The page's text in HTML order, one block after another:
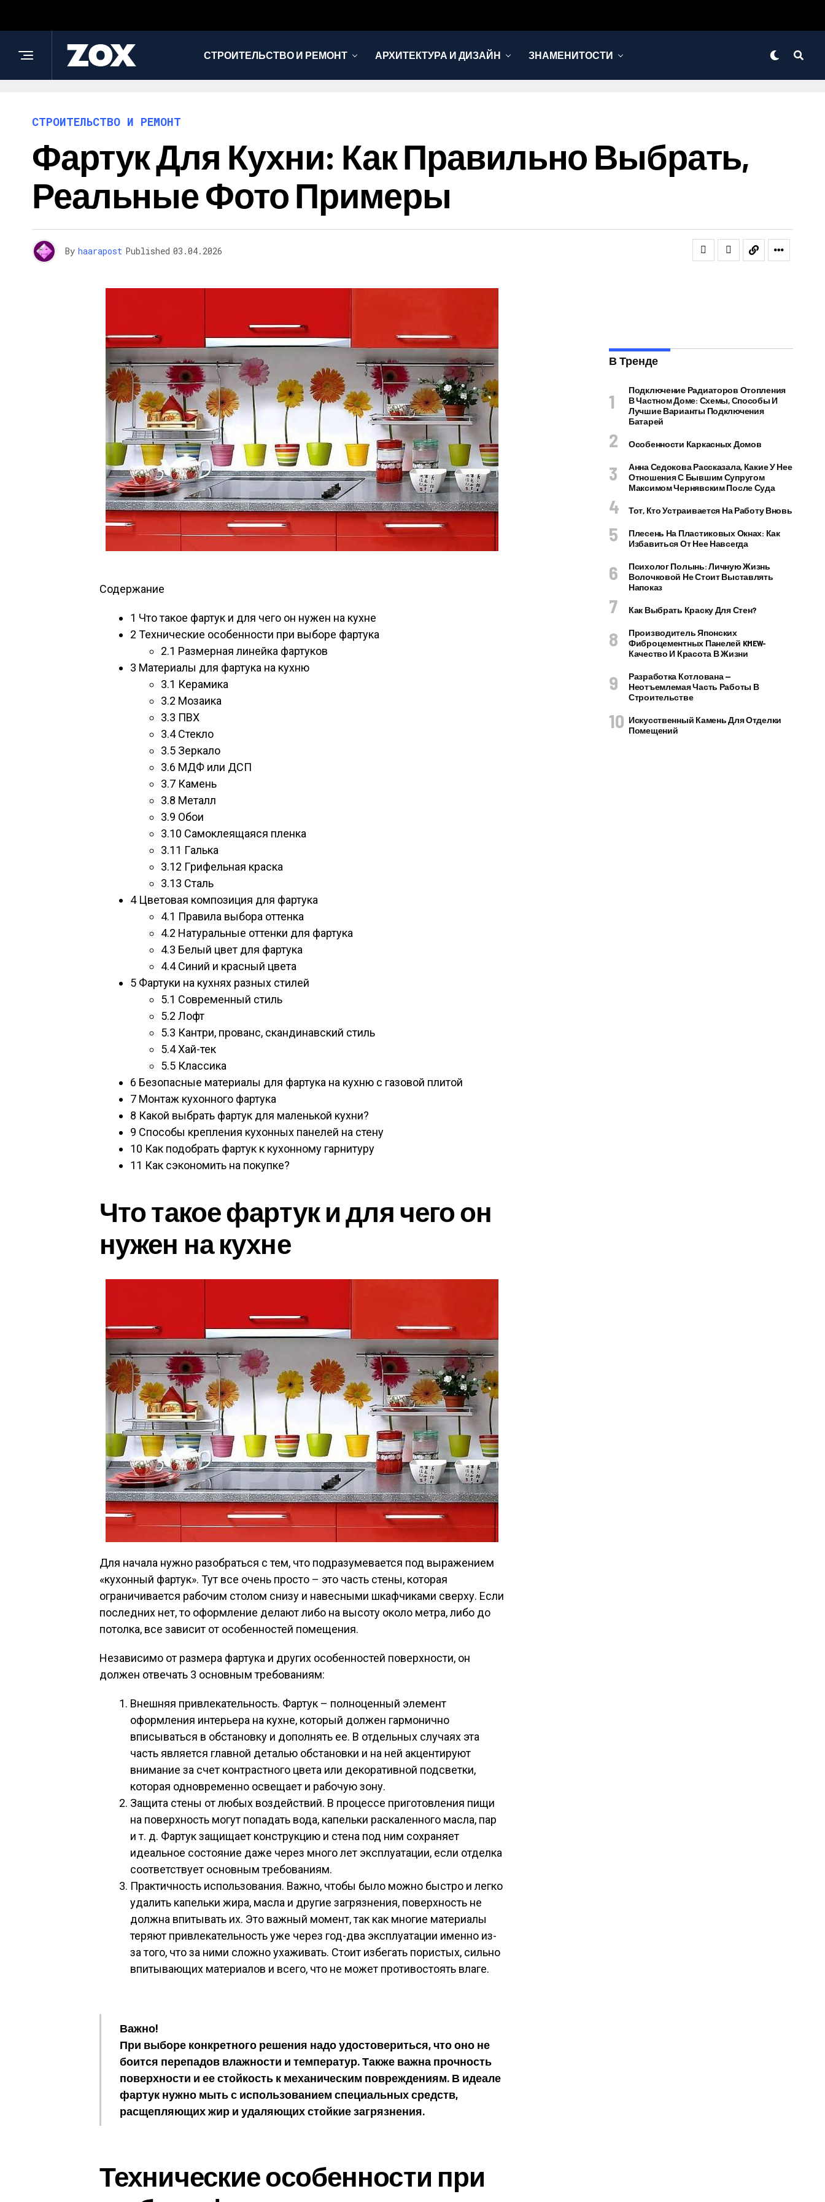
СТРОИТЕЛЬСТВО И РЕМОНТ АРХИТЕКТУРА И ДИЗАЙН ЗНАМЕНИТОСТИ
СТРОИТЕЛЬСТВО И РЕМОНТ
Фартук Для Кухни: Как Правильно Выбрать,
Реальные Фото Примеры
By haarapost Published 03.04.2026
Содержание
1 Что такое фартук и для чего он нужен на кухне
2 Технические особенности при выборе фартука
2.1 Размерная линейка фартуков
3 Материалы для фартука на кухню
3.1 Керамика
3.2 Moзaикa
3.3 ПBX
3.4Стекло
3.5 Зеркало
3.6 МДФ или ДСП
3.7 Камень
3.8 Металл
3.9 Обои
3.10 Самоклеящаяся пленка
3.11 Гaлькa
3.12 Гpифeльнaя кpacкa
3.13 Cтaль
4Цветовая композиция для фартука
4.1 Правила выбора оттенка
4.2 Натуральные оттенки для фартука
4.3 Белый цвет для фартука
4.4Синий и красный цвета
5 Фартуки на кухнях разных стилей
5.1 Современный стиль
5.2 Лофт
5.3 Кантри, прованс, скандинавский стиль
5.4Хай-тек
5.5 Классика
6 Безопасные материалы для фартука на кухню с газовой плитой
7 Монтаж кухонного фартука
8 Какой выбрать фартук для маленькой кухни?
9 Способы крепления кухонных панелей на стену
10 Как подобрать фартук к кухонному гарнитуру
11 Как сэкономить на покупке?
Что такое фартук и для чего он
нужен на кухне
Для начала нужно разобраться с тем, что подразумевается под выражением
«кухонный фартук». Тут все очень просто – это часть стены, которая
ограничивается рабочим столом снизу и навесными шкафчиками сверху. Если
последних нет, то оформление делают либо на высоту около метра, либо до
потолка, все зависит от особенностей помещения.
Независимо от размера фартука и других особенностей поверхности, он
должен отвечать 3 основным требованиям:
Внешняя привлекательность. Фартук – полноценный элемент
оформления интерьера на кухне, который должен гармонично
вписываться в обстановку и дополнять ее. В отдельных случаях эта
часть является главной деталью обстановки и на ней акцентируют
внимание за счет контрастного цвета или декоративной подсветки,
которая одновременно освещает и рабочую зону.
Защита стены от любых воздействий. В процессе приготовления пищи
на поверхность могут попадать вода, капельки раскаленного масла, пар
и т. д. Фартук защищает конструкцию и стена под ним сохраняет
идеальное состояние даже через много лет эксплуатации, если отделка
соответствует основным требованиям.
Практичность использования. Важно, чтобы было можно быстро и легко
удалить капельки жира, масла и другие загрязнения, поверхность не
должна впитывать их. Это важный момент, так как многие материалы
теряют привлекательность уже через год-два эксплуатации именно из-
за того, что за ними сложно ухаживать. Стоит избегать пористых, сильно
впитывающих материалов и всего, что не может противостоять влаге.
Важно!
При выборе конкретного решения надо удостовериться, что оно не
боится перепадов влажности и температур. Также важна прочность
поверхности и ее стойкость к механическим повреждениям. В идеале
фартук нужно мыть с использованием специальных средств,
расщепляющих жир и удаляющих стойкие загрязнения.
Технические особенности при
В Тренде
Подключение Радиаторов Отопления
В Частном Доме: Схемы, Способы И
Лучшие Варианты Подключения
Батарей
Особенности Каркасных Домов
Анна Седокова Рассказала, Какие У Нее
Отношения С Бывшим Супругом
Максимом Чернявским После Суда
Тот, Кто Устраивается На Работу Вновь
Плесень На Пластиковых Окнах: Как
Избавиться От Нее Навсегда
Психолог Полынь: Личную Жизнь
Волочковой Не Стоит Выставлять
Напоказ
Как Выбрать Краску Для Стен?
Производитель Японских
Фиброцементных Панелей KMEW-
Качество И Красота В Жизни
Разработка Котлована —
Неотъемлемая Часть Работы В
Строительстве
Искусственный Камень Для Отделки
Помещений